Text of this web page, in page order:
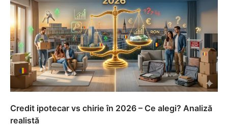
Credit ipotecar vs chirie în 2026 – Ce alegi? Analiză
realistă